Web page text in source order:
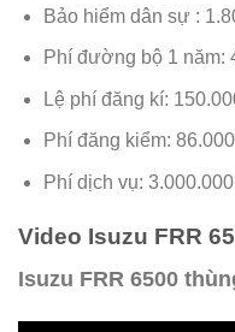
Bảo hiểm dân sự :
Phí đường bộ 1 năm:
Lệ phí đăng kí:
Phí đăng kiểm:
Phí dịch vụ:
Video Isuzu FRR
Isuzu FRR 6500